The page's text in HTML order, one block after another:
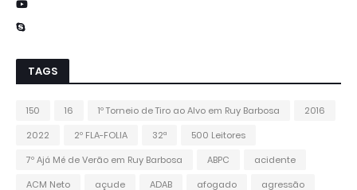
TAGS
150 16 1º Torneio de Tiro ao Alvo em Ruy Barbosa
2016
2022
2º FLA-FOLIA 32ª
500 Leitores
7º Ajá Mé de Verão em Ruy Barbosa
ABPC
acidente
ACM Neto
açude ADAB afogado agressão